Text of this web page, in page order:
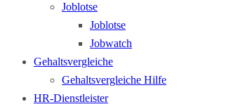
Joblotse
Joblotse
Jobwatch
Gehaltsvergleiche
Gehaltsvergleiche Hilfe
HR-Dienstleister